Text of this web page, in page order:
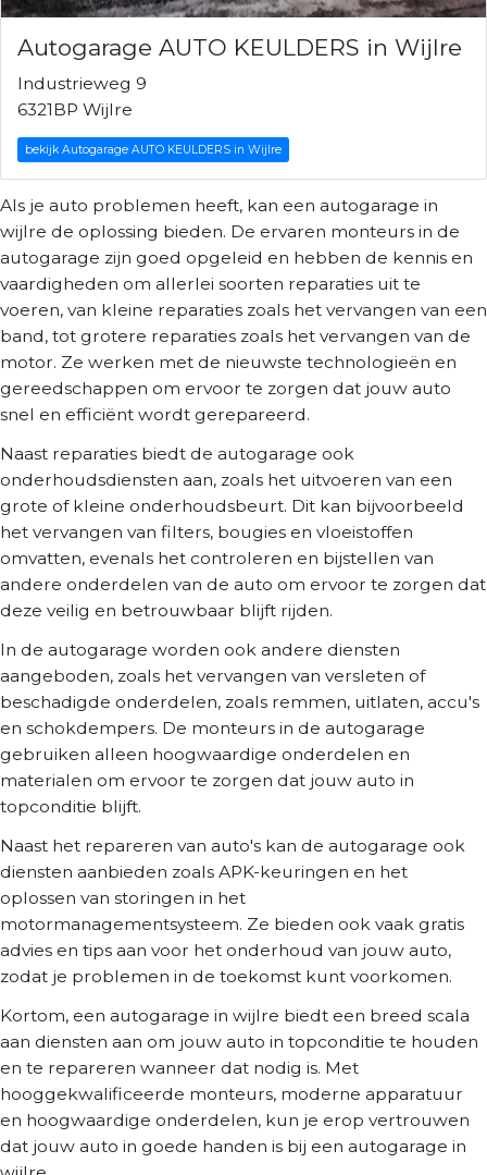
Autogarage AUTO KEULDERS in Wijlre
Industrieweg 9
6321BP Wijlre
bekijk Autogarage AUTO KEULDERS in Wijlre
Als je auto problemen heeft, kan een autogarage in
wijlre de oplossing bieden. De ervaren monteurs in de
autogarage zijn goed opgeleid en hebben de kennis en
vaardigheden om allerlei soorten reparaties uit te
voeren, van kleine reparaties zoals het vervangen van een
band, tot grotere reparaties zoals het vervangen van de
motor. Ze werken met de nieuwste technologieën en
gereedschappen om ervoor te zorgen dat jouw auto
snel en efficiënt wordt gerepareerd.
Naast reparaties biedt de autogarage ook
onderhoudsdiensten aan, zoals het uitvoeren van een
grote of kleine onderhoudsbeurt. Dit kan bijvoorbeeld
het vervangen van filters, bougies en vloeistoffen
omvatten, evenals het controleren en bijstellen van
andere onderdelen van de auto om ervoor te zorgen dat
deze veilig en betrouwbaar blijft rijden.
In de autogarage worden ook andere diensten
aangeboden, zoals het vervangen van versleten of
beschadigde onderdelen, zoals remmen, uitlaten, accu's
en schokdempers. De monteurs in de autogarage
gebruiken alleen hoogwaardige onderdelen en
materialen om ervoor te zorgen dat jouw auto in
topconditie blijft.
Naast het repareren van auto's kan de autogarage ook
diensten aanbieden zoals APK-keuringen en het
oplossen van storingen in het
motormanagementsysteem. Ze bieden ook vaak gratis
advies en tips aan voor het onderhoud van jouw auto,
zodat je problemen in de toekomst kunt voorkomen.
Kortom, een autogarage in wijlre biedt een breed scala
aan diensten aan om jouw auto in topconditie te houden
en te repareren wanneer dat nodig is. Met
hooggekwalificeerde monteurs, moderne apparatuur
en hoogwaardige onderdelen, kun je erop vertrouwen
dat jouw auto in goede handen is bij een autogarage in